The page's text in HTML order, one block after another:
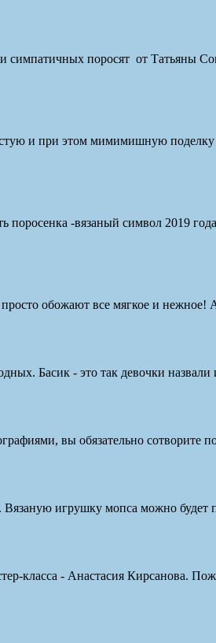
симпатичных поросят от Татьяны
и при этом мимимишную
поросенка -вязаный символ 2019
обожают все мягкое и нежное!
Басик - это так девочки
вы обязательно
игрушку мопса можно будет
- Анастасия Кирсанова.